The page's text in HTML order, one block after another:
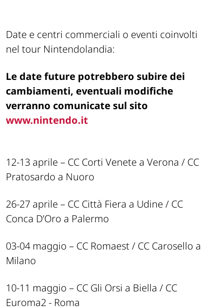
Date e centri commerciali o eventi coinvolti
nel tour Nintendolandia:
Le date future potrebbero subire dei
cambiamenti, eventuali modifiche
verranno comunicate sul sito
www.nintendo.it
12-13 aprile – CC Corti Venete a Verona / CC
Pratosardo a Nuoro
26-27 aprile – CC Città Fiera a Udine / CC
Conca D’Oro a Palermo
03-04 maggio – CC Romaest / CC Carosello a
Milano
10-11 maggio – CC Gli Orsi a Biella / CC
Euroma2 - Roma